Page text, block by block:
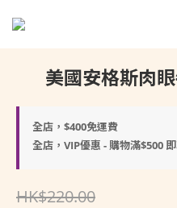
美國安格斯肉
全店，$400免運費
全店，VIP優惠 - 購物滿$500
HK$220.00